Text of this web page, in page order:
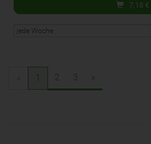
7,18 €
1 2 3 »